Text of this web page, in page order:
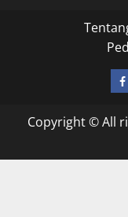
Copyright © All